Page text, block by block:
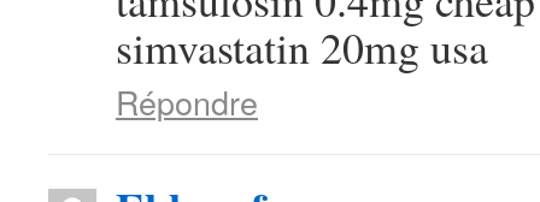
simvastatin 20mg usa
Répondre